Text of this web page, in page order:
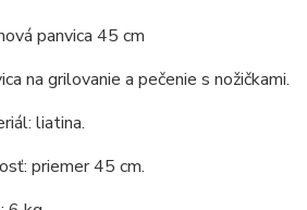
panvica 45 cm
na grilovanie a pečenie s nožičkami.
liatina.
priemer 45 cm.